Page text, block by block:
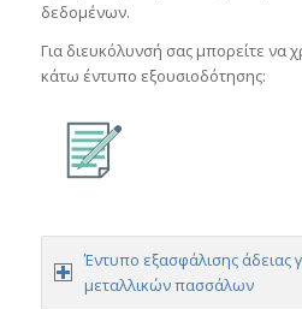
δεδομένων.
Για διευκόλυνσή σας μπορείτε να
κάτω έντυπο εξουσιοδότησης:
Έντυπο εξασφάλισης άδειας
μεταλλικών πασσάλων